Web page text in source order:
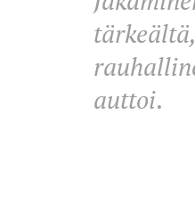
auttoi.